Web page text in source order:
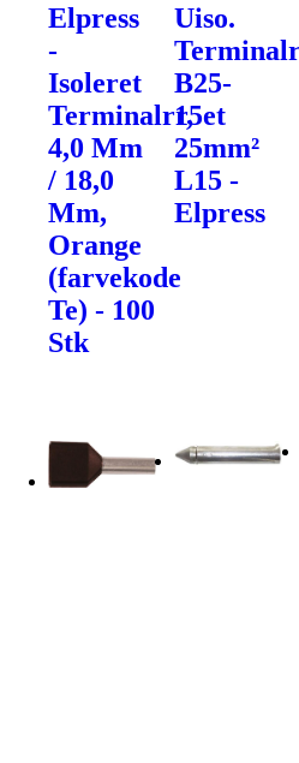
Elpress
-
Isoleret
Terminalrr,
4,0 Mm
/ 18,0
Mm,
Orange
(farvekode
Te) - 100
Stk
Uiso.
B25-
15et
25mm²
L15 -
Elpress